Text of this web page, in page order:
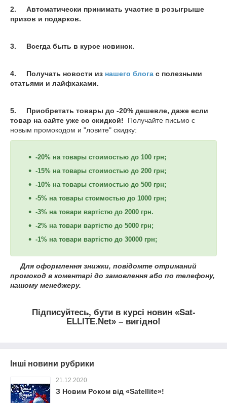
2. Автоматически принимать участие в розыгрыше
призов и подарков.
3. Всегда быть в курсе новинок.
4. Получать новости из нашего блога с полезными
статьями и лайфхаками.
5. Приобретать товары до -20% дешевле, даже если
товар на сайте уже со скидкой! Получайте письмо с
новым промокодом и "ловите" скидку:
-20% на товары стоимостью до 100 грн;
-15% на товары стоимостью до 200 грн;
-10% на товары стоимостью до 500 грн;
-5% на товары стоимостью до 1000 грн;
-3% на товари вартістю до 2000 грн.
-2% на товари вартістю до 5000 грн;
-1% на товари вартістю до 30000 грн;
Для оформлення знижки, повідомте отриманий
промокод в коментарі до замовлення або по телефону,
нашому менеджеру.
Підписуйтесь, бути в курсі новин «Sat-
ELLITE.Net» – вигідно!
Інші новини рубрики
21.12.2020
З Новим Роком від «Satellite»!